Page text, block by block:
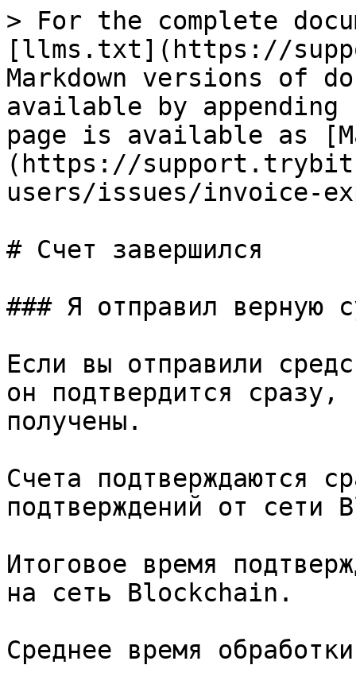
> For the complete
[llms.txt](https://
Markdown versions of
available by
page is available as
(https://
users/issues/invoice-
# Счет завершился
### Я отправил верную
Если вы отправили
он подтвердится сразу,
получены.
Счета подтверждаются
подтверждений от сети
Итоговое время
на сеть Blockchain.
Среднее время